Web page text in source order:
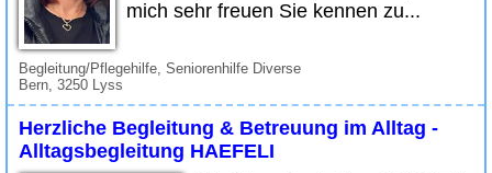
mich sehr freuen Sie kennen zu...
Begleitung/Pflegehilfe, Seniorenhilfe Diverse
Bern, 3250 Lyss
Herzliche Begleitung & Betreuung im Alltag -
Alltagsbegleitung HAEFELI